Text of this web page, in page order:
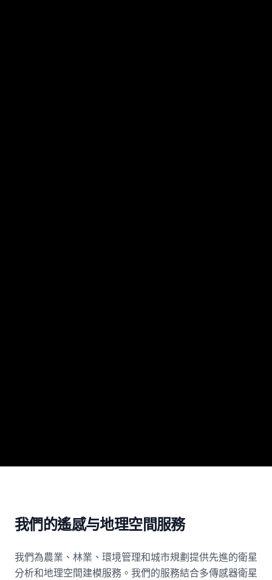
我們的遙感与地理空間服務
我們為農業、林業、環境管理和城市規劃提供先進的衛星
分析和地理空間建模服務。我們的服務結合多傳感器衛星